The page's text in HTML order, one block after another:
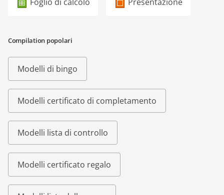
Compilation popolari
Modelli di bingo
Modelli certificato di completamento
Modelli lista di controllo
Modelli certificato regalo